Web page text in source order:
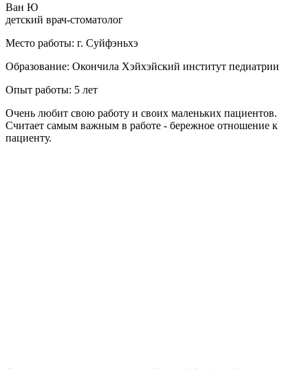
Ван Ю
детский врач-стоматолог
Место работы: г. Суйфэньхэ
Образование: Окончила Хэйхэйский институт педиатрии
Опыт работы: 5 лет
Очень любит свою работу и своих маленьких пациентов.
Считает самым важным в работе - бережное отношение к
пациенту.